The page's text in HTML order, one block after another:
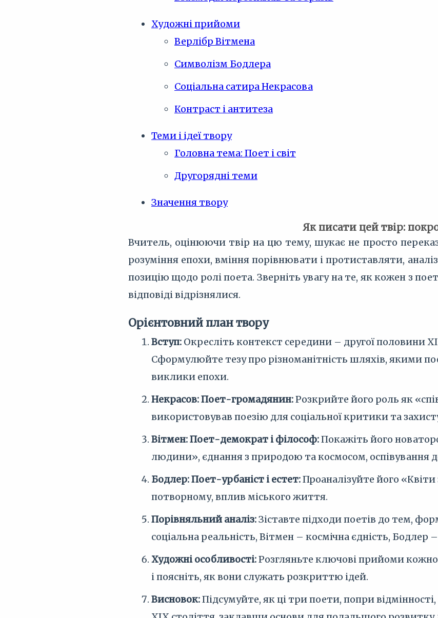
Художні прийоми
Верлібр Вітмена
Символізм Бодлера
Соціальна сатира Некрасова
Контраст і антитеза
Теми і ідеї твору
Головна тема: Поет і світ
Другорядні теми
Значення твору
Як писати цей твір:
Вчитель, оцінюючи твір на цю тему, шукає не просто
розуміння епохи, вміння порівнювати і протиставляти,
позицію щодо ролі поета. Зверніть увагу на те, як кожен з
відповіді відрізнялися.
Орієнтовний план твору
Вступ: Окресліть контекст середини – другої половини
Сформулюйте тезу про різноманітність шляхів, якими
виклики епохи.
Некрасов: Поет-громадянин:Розкрийте його роль як
використовував поезію для соціальної критики та
Вітмен: Поет-демократ і філософ:Покажіть його
людини», єднання з природою та космосом, оспівування
Бодлер: Поет-урбаніст і естет:Проаналізуйте його
потворному, вплив міського життя.
Порівняльний аналіз:Зіставте підходи поетів до тем,
соціальна реальність, Вітмен – космічна єдність, Бодлер
Художні особливості:Розгляньте ключові прийоми
і поясніть, як вони служать розкриттю ідей.
Висновок:Підсумуйте, як ці три поети, попри